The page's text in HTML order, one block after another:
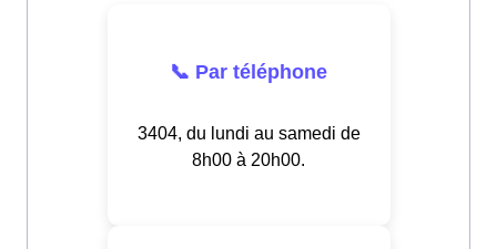
📞 Par téléphone
3404, du lundi au samedi de
8h00 à 20h00.